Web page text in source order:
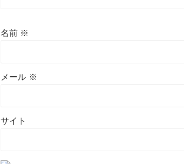
名前 ※
メール ※
サイト